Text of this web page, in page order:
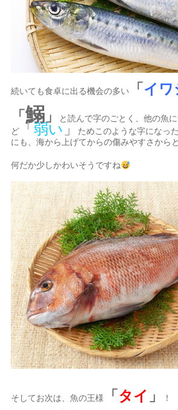
続いても食卓に出る機会の多い 「 イワ
「鰯 」
と読んで字のごとく、他の魚
ど
「弱い 」
ためこのような字になっ
にも、海から上げてからの傷みやすさから
何だか少しかわいそうですね
そしてお次は、魚の王様 「タイ 」 ！